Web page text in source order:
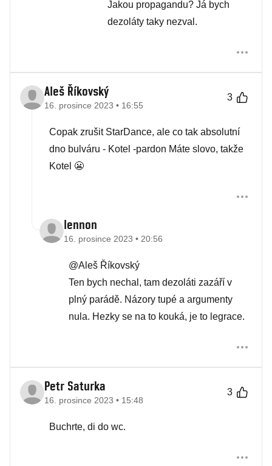
Jakou propagandu? Já bych
dezoláty taky nezval.
Aleš Říkovský
16. prosince 2023 • 16:55
3
Copak zrušit StarDance, ale co tak absolutní
dno bulváru - Kotel -pardon Máte slovo, takže
Kotel 😬
lennon
16. prosince 2023 • 20:56
@Aleš Říkovský
Ten bych nechal, tam dezoláti zazáří v
plný parádě. Názory tupé a argumenty
nula. Hezky se na to kouká, je to legrace.
Petr Saturka
16. prosince 2023 • 15:48
3
Buchrte, di do wc.